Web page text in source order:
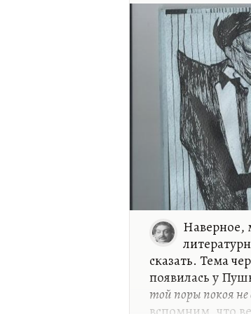
историей их
Кстати говоря,
если угодно,
Денисова
действительно…
Наверное,
сказать. Тема
появилась у
той поры покоя